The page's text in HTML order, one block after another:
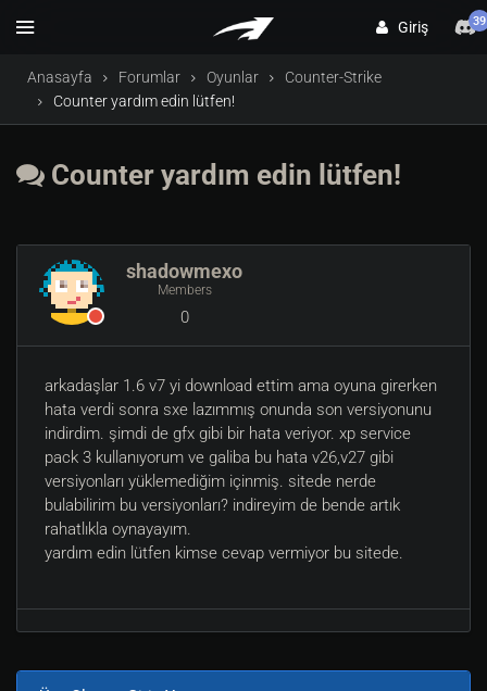
Giriş 39
Anasayfa Forumlar Oyunlar
Counter-Strike
Counter yardım edin lütfen!
Counter yardım edin lütfen!
shadowmexo
Members
0
arkadaşlar 1.6 v7 yi download ettim ama oyuna girerken
hata verdi sonra sxe lazımmış onunda son versiyonunu
indirdim. şimdi de gfx gibi bir hata veriyor. xp service
pack 3 kullanıyorum ve galiba bu hata v26,v27 gibi
versiyonları yüklemediğim içinmiş. sitede nerde
bulabilirim bu versiyonları? indireyim de bende artık
rahatlıkla oynayayım.
yardım edin lütfen kimse cevap vermiyor bu sitede.